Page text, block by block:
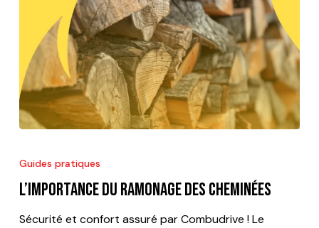
ramonage
des
Guides pratiques
L’importance du ramonage des cheminées
Sécurité et confort assuré par Combudrive ! Le